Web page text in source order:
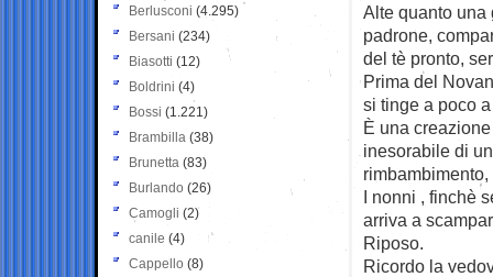
Alte quanto una
padrone,
del tè pronto,
Prima del
si tinge a poco
È una
inesorabile di
I nonni , finchè
arriva a
Riposo.
Ricordo la
Berlusconi (4.295)
Bersani (234)
Biasotti (12)
Boldrini (4)
Bossi (1.221)
Brambilla (38)
Brunetta (83)
Burlando (26)
Camogli (2)
canile (4)
Cappello (8)